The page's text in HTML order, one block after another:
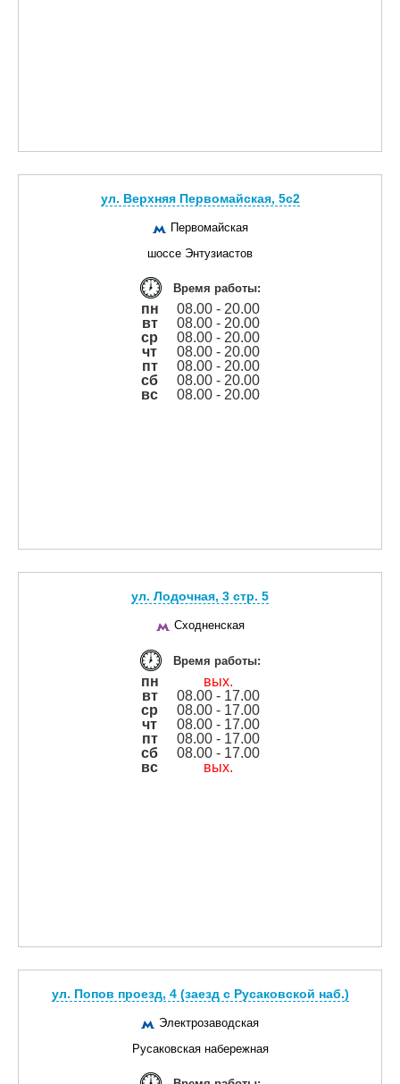
ул. Верхняя Первомайская, 5с2
Первомайская
шоссе Энтузиастов
Время работы:
пн
08.00 - 20.00
вт
08.00 - 20.00
ср
08.00 - 20.00
чт
08.00 - 20.00
пт
08.00 - 20.00
сб
08.00 - 20.00
вс
08.00 - 20.00
ул. Лодочная, 3 cтр. 5
Сходненская
Время работы:
пн
вых.
вт
08.00 - 17.00
ср
08.00 - 17.00
чт
08.00 - 17.00
пт
08.00 - 17.00
сб
08.00 - 17.00
вс
вых.
ул. Попов проезд, 4 (заезд с Русаковской наб.)
Электрозаводская
Русаковская набережная